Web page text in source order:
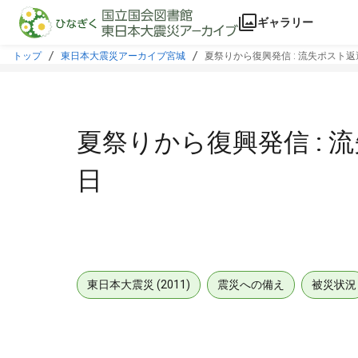
本文に飛ぶ
ギャラリー
トップ 東日本大震災アーカイブ宮城 夏祭りから復興発信 : 流失ポスト
夏祭りから復興発信 :
日
東日本大震災 (2011) 震災への備え 被災状況